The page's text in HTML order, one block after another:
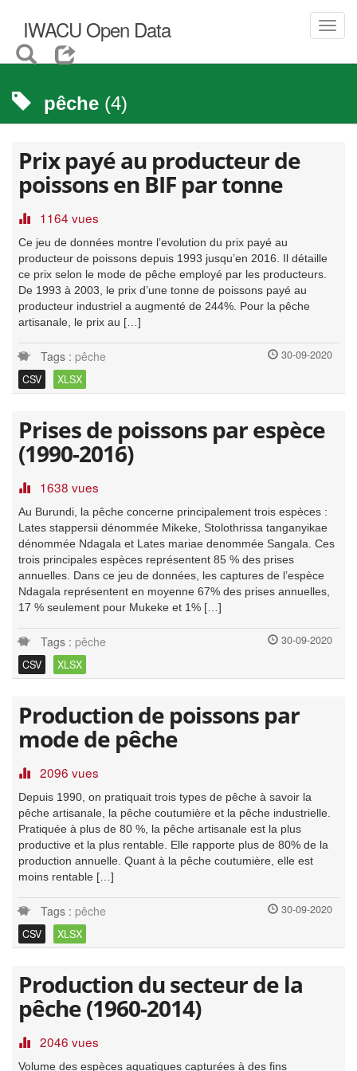
IWACU Open Data
pêche (4)
Prix payé au producteur de
poissons en BIF par tonne
1164 vues
Ce jeu de données montre l’evolution du prix payé au
producteur de poissons depuis 1993 jusqu’en 2016. Il détaille
ce prix selon le mode de pêche employé par les producteurs.
De 1993 à 2003, le prix d’une tonne de poissons payé au
producteur industriel a augmenté de 244%. Pour la pêche
artisanale, le prix au […]
Tags : pêche
30-09-2020
CSV
XLSX
Prises de poissons par espèce
(1990-2016)
1638 vues
Au Burundi, la pêche concerne principalement trois espèces :
Lates stappersii dénommée Mikeke, Stolothrissa tanganyikae
dénommée Ndagala et Lates mariae denommée Sangala. Ces
trois principales espèces représentent 85 % des prises
annuelles. Dans ce jeu de données, les captures de l’espèce
Ndagala représentent en moyenne 67% des prises annuelles,
17 % seulement pour Mukeke et 1% […]
Tags : pêche
30-09-2020
CSV
XLSX
Production de poissons par
mode de pêche
2096 vues
Depuis 1990, on pratiquait trois types de pêche à savoir la
pêche artisanale, la pêche coutumière et la pêche industrielle.
Pratiquée à plus de 80 %, la pêche artisanale est la plus
productive et la plus rentable. Elle rapporte plus de 80% de la
production annuelle. Quant à la pêche coutumière, elle est
moins rentable […]
Tags : pêche
30-09-2020
CSV
XLSX
Production du secteur de la
pêche (1960-2014)
2046 vues
Volume des espèces aquatiques capturées à des fins